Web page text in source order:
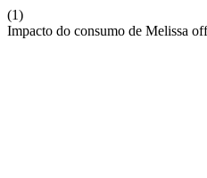
(1)
Impacto do consumo de Melissa